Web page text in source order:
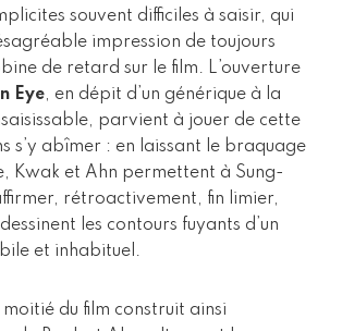
souvent difficiles à saisir, qui
impression de toujours
de retard sur le film. L’ouverture
Eye, en dépit d’un générique à la
parvient à jouer de cette
s’y abîmer : en laissant le braquage
Kwak et Ahn permettent à Sung-
rétroactivement, fin limier,
les contours fuyants d’un
et inhabituel.
du film construit ainsi